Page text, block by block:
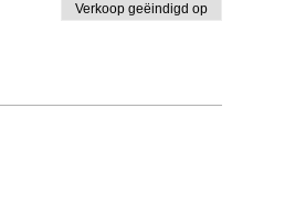
Verkoop geëindigd op